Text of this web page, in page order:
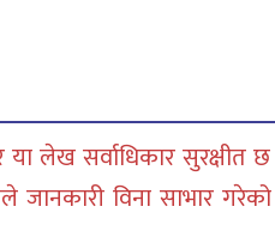
लेख सर्वाधिकार सुरक्षीत
विना साभार